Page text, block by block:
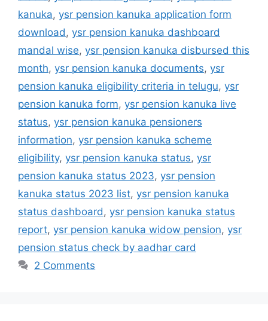
kanuka, ysr pension kanuka application form
download , ysr pension kanuka dashboard
mandal wise, ysr pension kanuka disbursed this
month, ysr pension kanuka documents, ysr
pension kanuka eligibility criteria in telugu, ysr
pension kanuka form, ysr pension kanuka live
status, ysr pension kanuka pensioners
information, ysr pension kanuka scheme
eligibility, ysr pension kanuka status, ysr
pension kanuka status 2023, ysr pension
kanuka status 2023 list, ysr pension kanuka
status dashboard , ysr pension kanuka status
report, ysr pension kanuka widow pension, ysr
pension status check by aadhar card
2 Comments